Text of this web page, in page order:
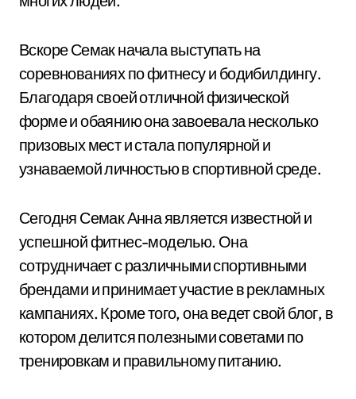
Вскоре Семак начала выступать на
соревнованиях по фитнесу и бодибилдингу.
Благодаря своей отличной физической
форме и обаянию она завоевала несколько
призовых мест и стала популярной и
узнаваемой личностью в спортивной среде.
Сегодня Семак Анна является известной и
успешной фитнес-моделью. Она
сотрудничает с различными спортивными
брендами и принимает участие в рекламных
кампаниях. Кроме того, она ведет свой блог, в
котором делится полезными советами по
тренировкам и правильному питанию.